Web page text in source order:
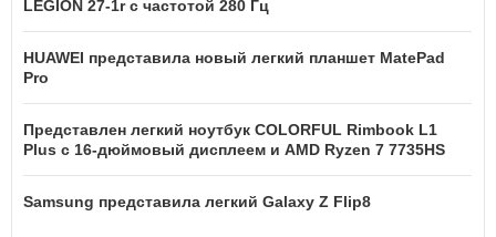
LEGION 27-1r с частотой 280 Гц
HUAWEI представила новый легкий планшет MatePad
Pro
Представлен легкий ноутбук COLORFUL Rimbook L1
Plus с 16-дюймовый дисплеем и AMD Ryzen 7 7735HS
Samsung представила легкий Galaxy Z Flip8